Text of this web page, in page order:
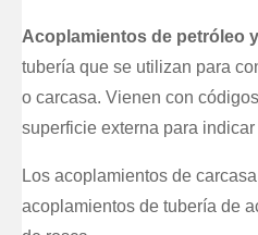
Acoplamientos de petróleo
tubería que se utilizan para
o carcasa. Vienen con
superficie externa para
Los acoplamientos de
acoplamientos de tubería de